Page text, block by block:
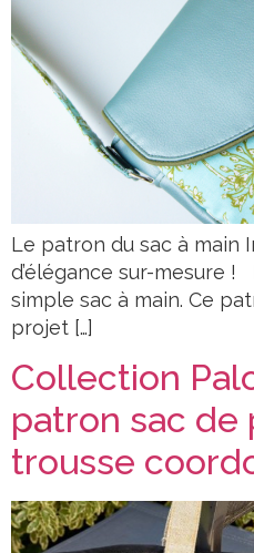
Le patron du sac à main
d’élégance sur-mesure !
simple sac à main. Ce
projet […]
Collection
patron sac de
trousse